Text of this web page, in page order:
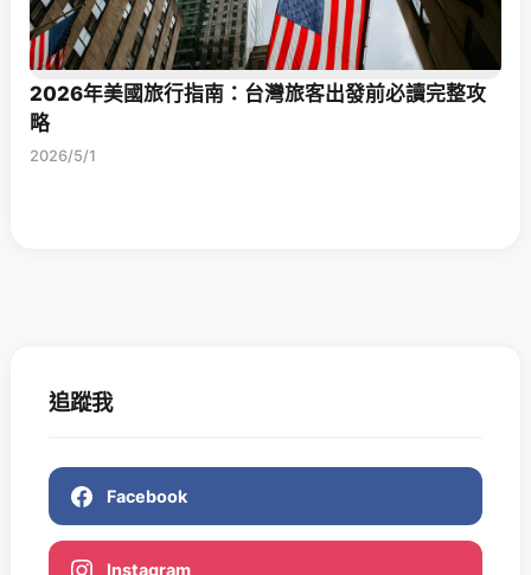
2026年美國旅行指南：台灣旅客出發前必讀完整攻
略
2026/5/1
追蹤我
Facebook
Instagram